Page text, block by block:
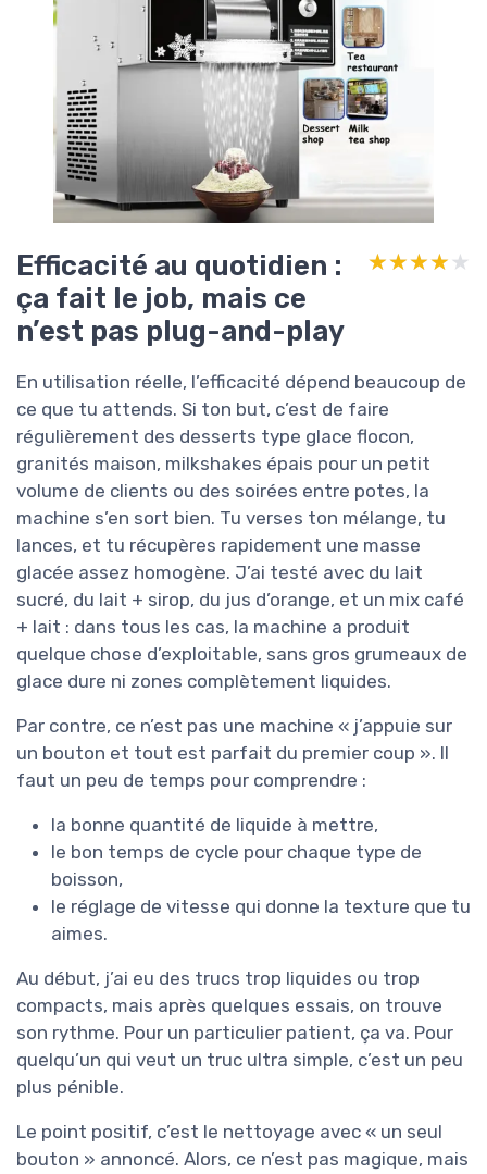
Efficacité au quotidien :
ça fait le job, mais ce
n’est pas plug-and-play
★★★★★
★★★★★
En utilisation réelle, l’efficacité dépend beaucoup de
ce que tu attends. Si ton but, c’est de faire
régulièrement des desserts type glace flocon,
granités maison, milkshakes épais pour un petit
volume de clients ou des soirées entre potes, la
machine s’en sort bien. Tu verses ton mélange, tu
lances, et tu récupères rapidement une masse
glacée assez homogène. J’ai testé avec du lait
sucré, du lait + sirop, du jus d’orange, et un mix café
+ lait : dans tous les cas, la machine a produit
quelque chose d’exploitable, sans gros grumeaux de
glace dure ni zones complètement liquides.
Par contre, ce n’est pas une machine « j’appuie sur
un bouton et tout est parfait du premier coup ». Il
faut un peu de temps pour comprendre :
la bonne quantité de liquide à mettre,
le bon temps de cycle pour chaque type de
boisson,
le réglage de vitesse qui donne la texture que tu
aimes.
Au début, j’ai eu des trucs trop liquides ou trop
compacts, mais après quelques essais, on trouve
son rythme. Pour un particulier patient, ça va. Pour
quelqu’un qui veut un truc ultra simple, c’est un peu
plus pénible.
Le point positif, c’est le nettoyage avec « un seul
bouton » annoncé. Alors, ce n’est pas magique, mais